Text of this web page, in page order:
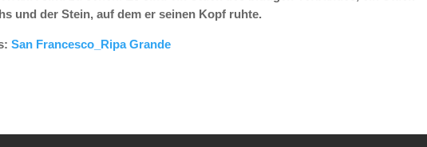
und der Stein, auf dem er seinen Kopf ruhte.
San Francesco_Ripa Grande